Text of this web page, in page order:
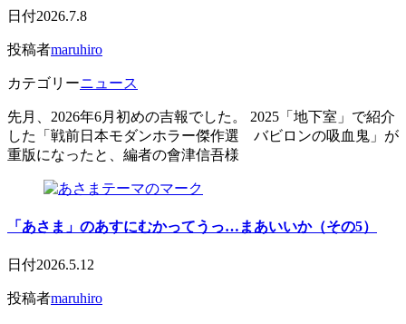
日付2026.7.8
投稿者maruhiro
カテゴリーニュース
先月、2026年6月初めの吉報でした。 2025「地下室」で紹介
した「戦前日本モダンホラー傑作選 バビロンの吸血鬼」が
重版になったと、編者の會津信吾様
「あさま」のあすにむかってうっ…まあいいか（その5）
日付2026.5.12
投稿者maruhiro